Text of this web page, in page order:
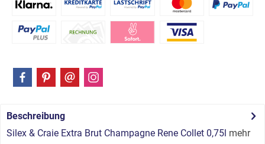
Beschreibung
Silex & Craie Extra Brut Champagne Rene Collet 0,75l mehr